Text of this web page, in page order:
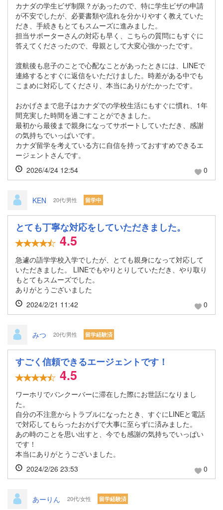
カナダの学生ビザ制限？があったので、特に学生ビザの申請
が不安でしたが、必要書類や流れを分かりやすく教えていた
だき、手続きもとてもスムーズに進みました。
担当サポーターさんの対応も早く、こちらの質問にもすぐに
答えてくださったので、母親として大変心強かったです。
渡航後も息子のことで心配なことがあったときには、LINEで
連絡するとすぐに返信をいただけました。時差がある中でも
こまめに対応してくださり、本当にありがたかったです。
おかげさまで息子はカナダでの学校生活にもすぐに慣れ、1年
間充実した時間を過ごすことができました。
最初から最後まで親身になってサポートしていただき、感謝
の気持ちでいっぱいです。
カナダ留学を考えている方に自信を持っておすすめできるエ
ージェントさんです。
2026/4/24 12:54
0
KEN 20代/男性 留学中
とても丁寧な対応をしていただきました。
4.5
急遽の語学学校入学でしたが、とても親身になって対応して
いただきました。 LINEでもやりとりしていただき、やり取り
もとてもスムーズでした。
ありがとうございました
2024/2/21 11:42
0
みつ 20代/男性 留学経験済
すごく信頼できるエージェントです！
4.5
ワーホリでバンクーバーに滞在した際にお世話になりまし
た。
自分の不注意からトラブルになったとき、すぐにLINEと電話
で対応してもらったおかげで大事に至らずに済みました。
あの時のことを思い出すと、今でも感謝の気持ちでいっぱい
です！
本当にありがとうございました。
2024/2/26 23:53
0
あーりん 20代/女性 留学経験済